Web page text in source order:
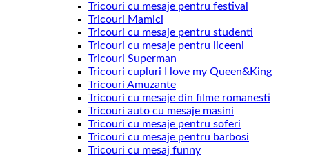
Tricouri cu mesaje pentru festival
Tricouri Mamici
Tricouri cu mesaje pentru studenti
Tricouri cu mesaje pentru liceeni
Tricouri Superman
Tricouri cupluri I love my Queen&King
Tricouri Amuzante
Tricouri cu mesaje din filme romanesti
Tricouri auto cu mesaje masini
Tricouri cu mesaje pentru soferi
Tricouri cu mesaje pentru barbosi
Tricouri cu mesaj funny